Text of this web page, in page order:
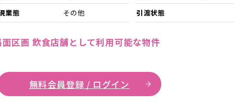
業態
その他 引渡状態
区画 飲食店舗として利用可能な物件
無料会員登録 / ログイン